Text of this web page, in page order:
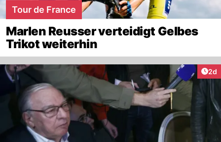
Tour de France
Marlen Reusser verteidigt Gelbes
Trikot weiterhin
2d